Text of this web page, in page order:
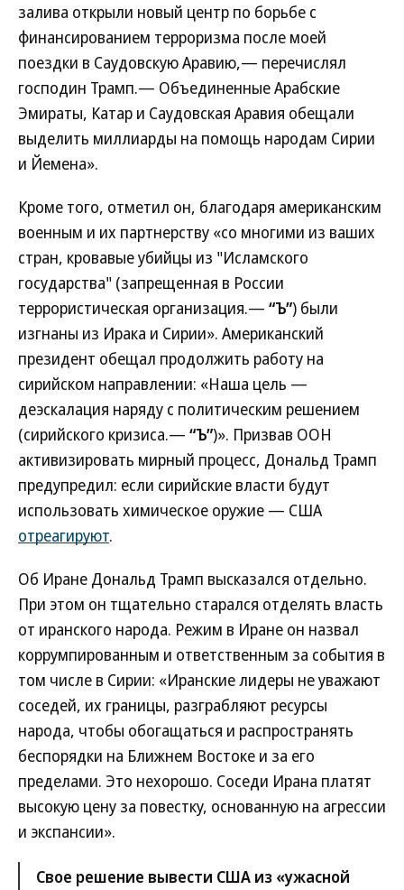
залива открыли новый центр по борьбе с
финансированием терроризма после моей
поездки в Саудовскую Аравию,— перечислял
господин Трамп.— Объединенные Арабские
Эмираты, Катар и Саудовская Аравия обещали
выделить миллиарды на помощь народам Сирии
и Йемена».
Кроме того, отметил он, благодаря американским
военным и их партнерству «со многими из ваших
стран, кровавые убийцы из "Исламского
государства" (запрещенная в России
террористическая организация.— “Ъ”) были
изгнаны из Ирака и Сирии». Американский
президент обещал продолжить работу на
сирийском направлении: «Наша цель —
деэскалация наряду с политическим решением
(сирийского кризиса.— “Ъ”)». Призвав ООН
активизировать мирный процесс, Дональд Трамп
предупредил: если сирийские власти будут
использовать химическое оружие — США
отреагируют.
Об Иране Дональд Трамп высказался отдельно.
При этом он тщательно старался отделять власть
от иранского народа. Режим в Иране он назвал
коррумпированным и ответственным за события в
том числе в Сирии: «Иранские лидеры не уважают
соседей, их границы, разграбляют ресурсы
народа, чтобы обогащаться и распространять
беспорядки на Ближнем Востоке и за его
пределами. Это нехорошо. Соседи Ирана платят
высокую цену за повестку, основанную на агрессии
и экспансии».
Свое решение вывести США из «ужасной